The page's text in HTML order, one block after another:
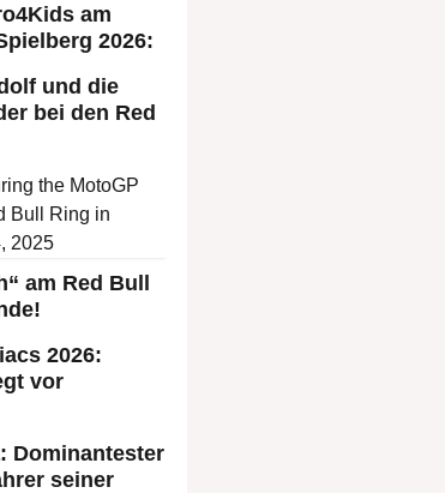
am
2026:
und die
bei den Red
am Red Bull
2026:
vor
Dominantester
seiner